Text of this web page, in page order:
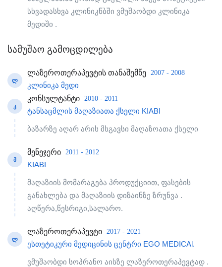
სხვადასხვა კლინიკწბში ვმუშაობდი კლინიკა
მედიში .
სამუშაო გამოცდილება
Ლ
ლაზეროთერაპევტის თანაშემწე 2007 - 2008
კლინიკა მედი
Კ
კონსულტანტი 2010 - 2011
ტანსაცმლის მაღაზიათა ქსელი KIABI
ბაზარზე აღარ არის მსგავსი მაღაზოათა ქსელი
Მ
მენეჯერი 2011 - 2012
KIABI
მაღაზიის მომარაგება პროდუქციით, ფასების
განახლება და მაღაზიის დიზაინზე ზრუნვა .
აღწერა,წესრიგი,სალარო.
Ლ
ლაზეროთერაპევტი 2017 - 2021
ესთეტიკური მედიცინის ცენტრი EGO MEDICAl.
ვმუშაობდი სოპრანო აისზე ლაზეროთერაპევტად .